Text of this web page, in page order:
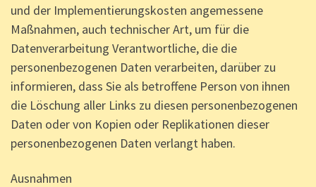
und der Implementierungskosten angemessene
Maßnahmen, auch technischer Art, um für die
Datenverarbeitung Verantwortliche, die die
personenbezogenen Daten verarbeiten, darüber zu
informieren, dass Sie als betroffene Person von ihnen
die Löschung aller Links zu diesen personenbezogenen
Daten oder von Kopien oder Replikationen dieser
personenbezogenen Daten verlangt haben.
Ausnahmen